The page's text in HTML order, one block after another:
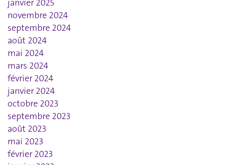
janvier 2025
novembre 2024
septembre 2024
août 2024
mai 2024
mars 2024
février 2024
janvier 2024
octobre 2023
septembre 2023
août 2023
mai 2023
février 2023